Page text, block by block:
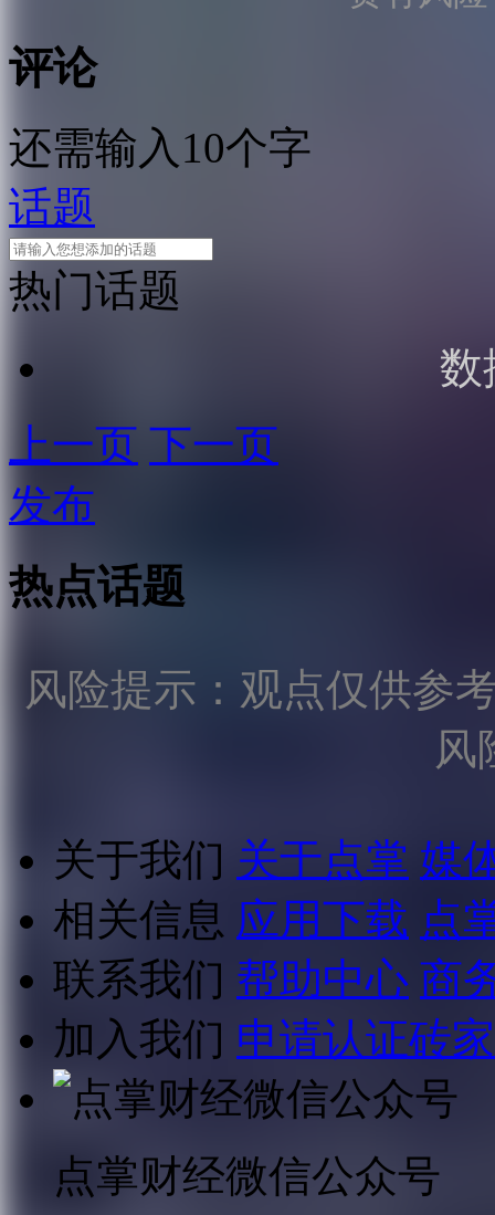
评论
还需输入10个字
话题
热门话题
数
上一页 下一页
发布
热点话题
风险提示：观点仅供参
风
关于我们 关于点掌 媒
相关信息 应用下载 点
联系我们 帮助中心 商
加入我们 申请认证砖家
点掌财经微信公众号